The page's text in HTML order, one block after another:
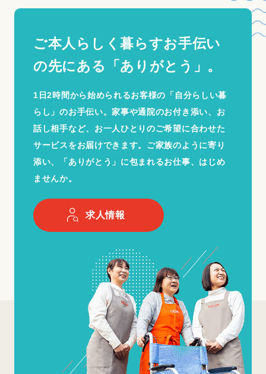
ご本人らしく暮らすお手伝い
の先にある「ありがとう」。
1日2時間から始められるお客様の「自分らしい暮
らし」のお手伝い。家事や通院のお付き添い、お
話し相手など、お一人ひとりのご希望に合わせた
サービスをお届けできます。ご家族のように寄り
添い、「ありがとう」に包まれるお仕事、はじめ
ませんか。
求人情報